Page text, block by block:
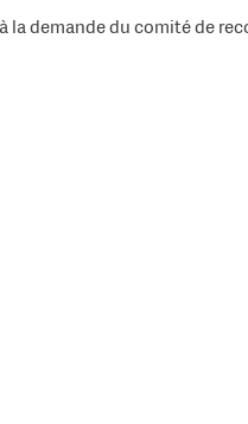
la demande du comité de